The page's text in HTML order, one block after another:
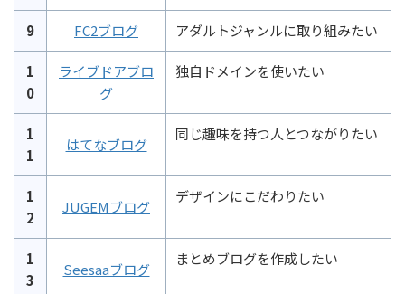
9 FC2ブログ アダルトジャンルに取り組みたい
1
0
ライブドアブロ
グ
独自ドメインを使いたい
1
1
はてなブログ
同じ趣味を持つ人とつながりたい
1
2
JUGEMブログ
デザインにこだわりたい
1
3
Seesaaブログ
まとめブログを作成したい